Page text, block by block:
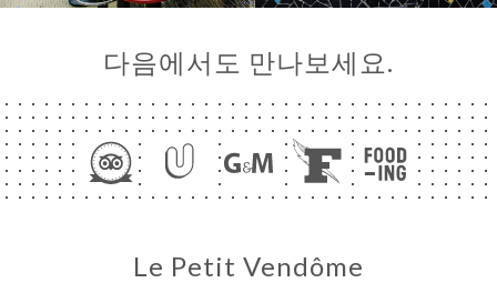
다음에서도 만나보세요.
Le Petit Vendôme